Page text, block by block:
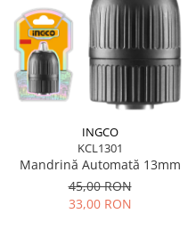
Fierăstrău circular
Flexuri
Mixere mortar
Motoare electrice
Pistoale de bătut cuie
Seturi aparate electrice
Testere electrice
Unelte multifuncționale
INGCO
KCL1301
Mandrină Automată 13mm
45,00 RON
33,00 RON